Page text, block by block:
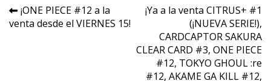
Navegación
de
¡ONE PIECE #12 a la
venta desde el VIERNES 15!
¡Ya a la venta CITRUS+ #1
(¡NUEVA SERIE!),
CARDCAPTOR SAKURA
CLEAR CARD #3, ONE PIECE
#12, TOKYO GHOUL :re
#12, AKAME GA KILL #12,